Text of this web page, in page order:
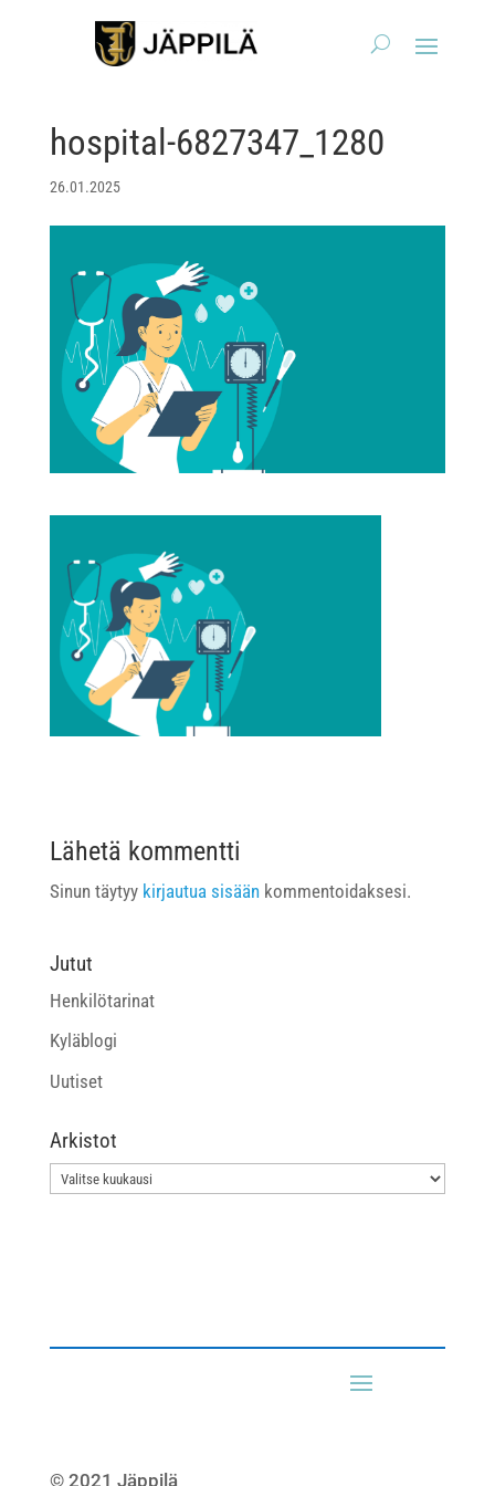
hospital-6827347_1280
26.01.2025
Lähetä kommentti
Sinun täytyy kirjautua sisäänkommentoidaksesi.
Jutut
Henkilötarinat
Kyläblogi
Uutiset
Arkistot
Arkistot
© 2021 Jäppilä